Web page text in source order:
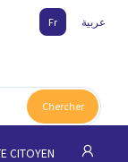
Fr عربية
Chercher
CITOYEN